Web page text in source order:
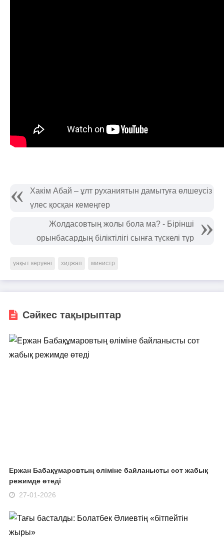
Хакім Абай – ұлт руханиятын дамытуға өлшеусіз
үлес қосқан кемеңгер
Жолдасовтың жолы бола ма? - Бірінші
орынбасардың біліктілігі сынға түскелі тұр
уақыт керуені хиджап министр
Сәйкес тақырыптар
Ержан Бабақұмаровтың өліміне байланысты сот жабық
режимде өтеді
27-01-2026